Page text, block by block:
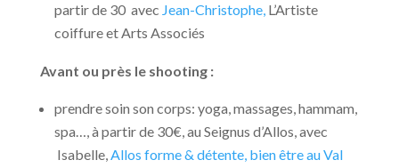
partir de 30 avec Jean-Christophe, L’Artiste
coiffure et Arts Associés
Avant ou près le shooting :
prendre soin son corps: yoga, massages, hammam,
spa…, à partir de 30€, au Seignus d’Allos, avec
Isabelle,Allos forme & détente, bien être au Val